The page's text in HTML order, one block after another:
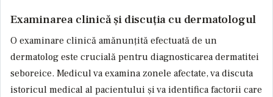
Examinarea clinică și discuția cu dermatologul
O examinare clinică amănunțită efectuată de un
dermatolog este crucială pentru diagnosticarea dermatitei
seboreice. Medicul va examina zonele afectate, va discuta
istoricul medical al pacientului și va identifica factorii care